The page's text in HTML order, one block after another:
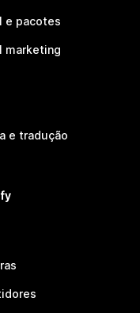
e pacotes
marketing
e tradução